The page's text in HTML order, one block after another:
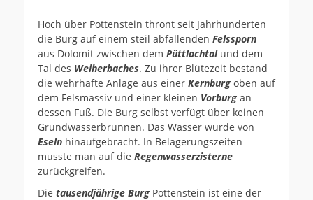
Hoch über Pottenstein thront seit Jahrhunderten
die Burg auf einem steil abfallenden Felssporn
aus Dolomit zwischen dem Püttlachtalund dem
Tal des Weiherbaches. Zu ihrer Blütezeit bestand
die wehrhafte Anlage aus einer Kernburg oben auf
dem Felsmassiv und einer kleinen Vorburg an
dessen Fuß. Die Burg selbst verfügt über keinen
Grundwasserbrunnen. Das Wasser wurde von
Eseln hinaufgebracht. In Belagerungszeiten
musste man auf die Regenwasserzisterne
zurückgreifen.
Die tausendjährige Burg Pottenstein ist eine der